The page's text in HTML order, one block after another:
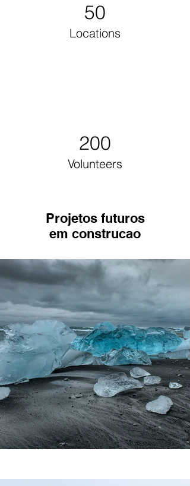
50
Locations
200
Volunteers
Projetos futuros
em construcao